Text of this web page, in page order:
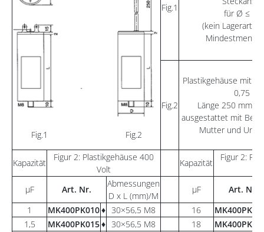
Fig.1 Fig.2
Fig.1
für Ø ≤
(kein
Fig.2
Plastikgehäuse mit
0,75
Länge 250 mm
ausgestattet mit
Mutter und
Kapazität
Figur 2: Plastikgehäuse 400
Volt
Kapazität
Figur 2:
µF
Art. Nr.
Abmessungen
D x L (mm)/M
µF
Art. Nr.
1
MK400PK010♦ 30×56,5 M8 16
1,5
MK400PK015♦ 30×56,5 M8 18